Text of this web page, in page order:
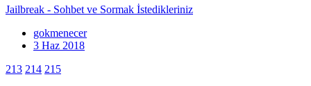
Jailbreak - Sohbet ve Sormak İstedikleriniz
gokmenecer
3 Haz 2018
213 214 215